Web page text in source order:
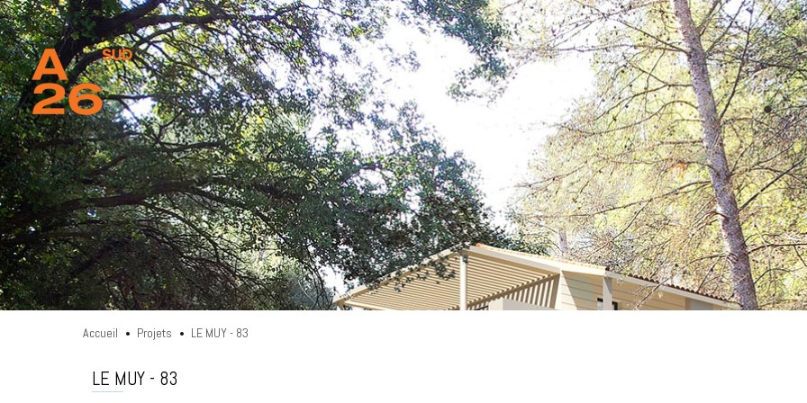
Accueil • Projets • LE MUY - 83
LE MUY - 83